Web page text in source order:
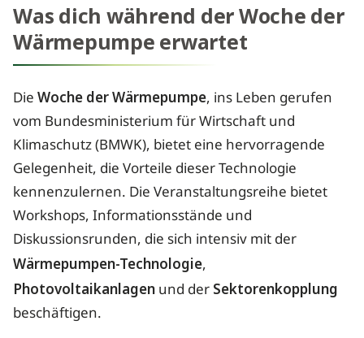
Was dich während der Woche der
Wärmepumpe erwartet
Die Woche der Wärmepumpe, ins Leben gerufen
vom Bundesministerium für Wirtschaft und
Klimaschutz (BMWK), bietet eine hervorragende
Gelegenheit, die Vorteile dieser Technologie
kennenzulernen. Die Veranstaltungsreihe bietet
Workshops, Informationsstände und
Diskussionsrunden, die sich intensiv mit der
Wärmepumpen-Technologie,
Photovoltaikanlagen und der Sektorenkopplung
beschäftigen.